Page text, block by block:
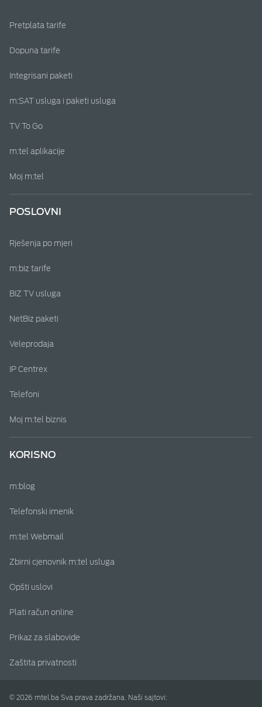
Pretplata tarife
Dopuna tarife
Integrisani paketi
m:SAT usluga i paketi usluga
TV To Go
m:tel aplikacije
Moj m:tel
POSLOVNI
Rješenja po mjeri
m:biz tarife
BIZ TV usluga
NetBiz paketi
Veleprodaja
IP Centrex
Telefoni
Moj m:tel biznis
KORISNO
m:blog
Telefonski imenik
m:tel Webmail
Zbirni cjenovnik m:tel usluga
Opšti uslovi
Plati račun online
Prikaz za slabovide
Zaštita privatnosti
© 2026 mtel.ba Sva prava zadržana. Naši sajtovi: